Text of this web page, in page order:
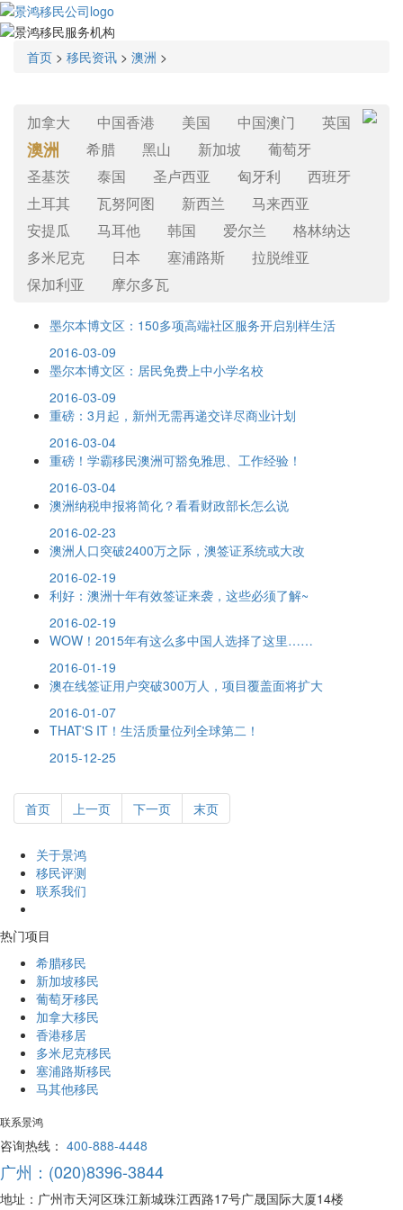
首页 > 移民资讯 > 澳洲 >
加拿大 中国香港 美国 中国澳门 英国
澳洲 希腊 黑山 新加坡
葡萄牙
圣基茨
泰国 圣卢西亚 匈牙利
西班牙
土耳其
瓦努阿图 新西兰
马来西亚
安提瓜
马耳他 韩国 爱尔兰
格林纳达
多米尼克
日本 塞浦路斯
拉脱维亚
保加利亚
摩尔多瓦
墨尔本博文区：150多项高端社区服务开启别样生活
2016-03-09
墨尔本博文区：居民免费上中小学名校
2016-03-09
重磅：3月起，新州无需再递交详尽商业计划
2016-03-04
重磅！学霸移民澳洲可豁免雅思、工作经验！
2016-03-04
澳洲纳税申报将简化？看看财政部长怎么说
2016-02-23
澳洲人口突破2400万之际，澳签证系统或大改
2016-02-19
利好：澳洲十年有效签证来袭，这些必须了解~
2016-02-19
WOW！2015年有这么多中国人选择了这里……
2016-01-19
澳在线签证用户突破300万人，项目覆盖面将扩大
2016-01-07
THAT'S IT！生活质量位列全球第二！
2015-12-25
首页 上一页 下一页 末页
关于景鸿
移民评测
联系我们
热门项目
希腊移民
新加坡移民
葡萄牙移民
加拿大移民
香港移居
多米尼克移民
塞浦路斯移民
马其他移民
联系景鸿
咨询热线： 400-888-4448
广州：(020)8396-3844
地址：广州市天河区珠江新城珠江西路17号广晟国际大厦14楼